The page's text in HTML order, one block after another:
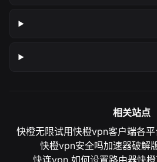
相关站点
快橙无限试用快橙vpn客户端各
快橙vpn安全吗加速器破解
快连vpn 如何设置路由器快